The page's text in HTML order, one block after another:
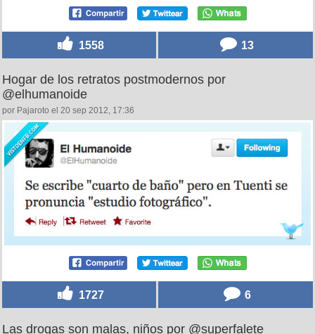
1558 13
Hogar de los retratos postmodernos por
@elhumanoide
por Pajaroto el 20 sep 2012, 17:36
1727 6
Las drogas son malas, niños por @superfalete